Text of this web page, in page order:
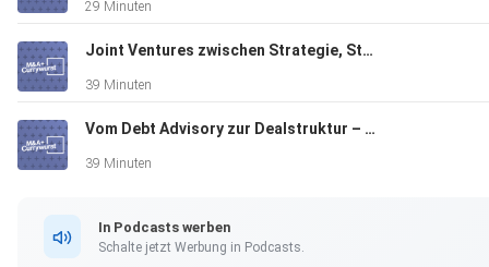
marcel-brix Spotify: https://open.spotify.com/show/3LiT92q...
Apple Podcast: https://podcasts.apple.com/de/podcast...
29 Minuten
Joint Ventures zwischen Strategie, Struktur und Stolperfallen – mit Michael Sinhart (#133)
39 Minuten
Vom Debt Advisory zur Dealstruktur – mit Markus Fong (# 132)
39 Minuten
In Podcasts werben
Schalte jetzt Werbung in Podcasts.